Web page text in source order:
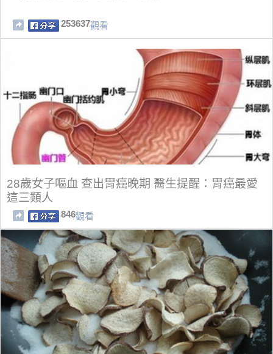
253637觀看
28歲女子嘔血 查出胃癌晚期 醫生提醒：胃癌最愛
這三類人
846觀看